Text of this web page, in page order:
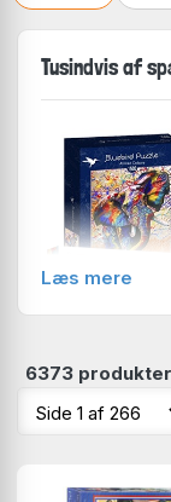
Tusindvis af
hos
Læs mere
6373